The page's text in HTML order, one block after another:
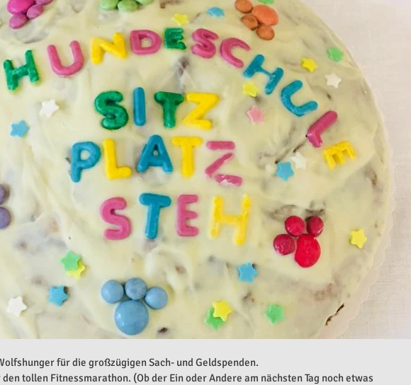
für die großzügigen Sach- und Geldspenden.
tollen Fitnessmarathon. (Ob der Ein oder Andere am nächsten Tag noch etwas